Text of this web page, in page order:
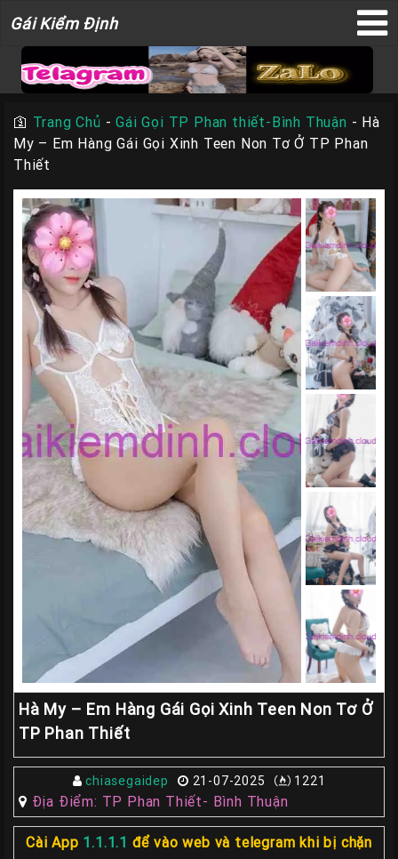
Gái Kiểm Định
Gái
Định
×
TRANG
CHỦ
Liên
Hệ
Đăng
Bài
Gọi
Sài
Gòn
Gái
Gọi
Đà
Nẵng
Gái
Gọi
Nam
Các
Tây
Nguyên
Các
TP
🛐 Trang Chủ -Gái Gọi TP Phan thiết-Bình Thuận - Hà
My – Em Hàng Gái Gọi Xinh Teen Non Tơ Ở TP Phan
Thiết
Hà My – Em Hàng Gái Gọi Xinh Teen Non Tơ Ở
TP Phan Thiết
chiasegaidep 21-07-2025 1221
Địa Điểm: TP Phan Thiết- Bình Thuận
Cài App 1.1.1.1 để vào web và telegram khi bị chặn